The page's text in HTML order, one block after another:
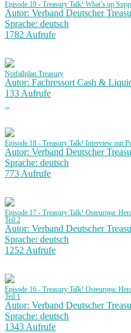
Episode 19 - Treasury Talk! What’s up
Autor: Verband Deutscher
Sprache: deutsch
1782 Aufrufe
Notfallplan Treasury
Autor: Fachressort Cash &
133 Aufrufe
Episode 18 - Treasury Talk! Interview mit
Autor: Verband Deutscher
Sprache: deutsch
773 Aufrufe
Episode 17 - Treasury Talk! Osteuropa:
Teil 2
Autor: Verband Deutscher
Sprache: deutsch
1252 Aufrufe
Episode 16 - Treasury Talk! Osteuropa:
Teil 1
Autor: Verband Deutscher
Sprache: deutsch
1343 Aufrufe